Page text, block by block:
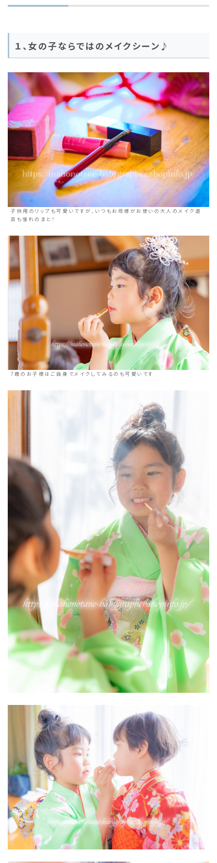
１、女の子ならではのメイクシーン♪
子供用のリップも可愛いですが、いつもお母様がお使いの大人のメイク道
具も憧れのまと！
7歳のお子様はご自身でメイクしてみるのも可愛いです